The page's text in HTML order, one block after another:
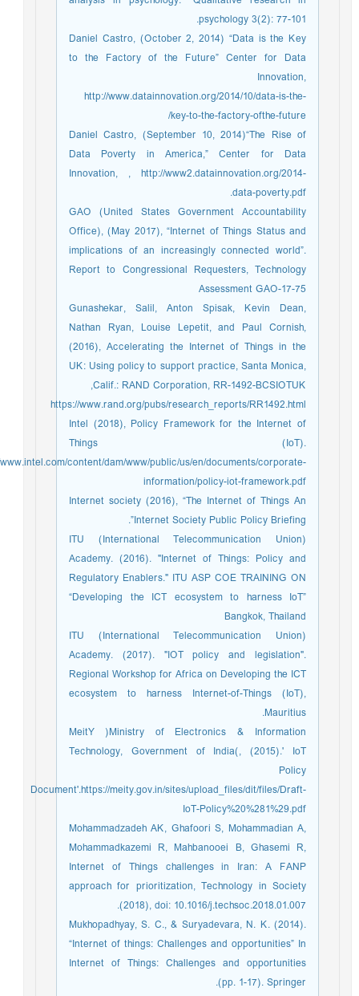
psychology 3(2): 77-101.
Daniel Castro, (October 2, 2014) “Data is the Key
to the Factory of the Future” Center for Data
Innovation,
http://www.datainnovation.org/2014/10/data-is-the-
key-to-the-factory-ofthe-future/
Daniel Castro, (September 10, 2014)“The Rise of
Data Poverty in America,” Center for Data
Innovation, , http://www2.datainnovation.org/2014-
data-poverty.pdf.
GAO (United States Government Accountability
Office), (May 2017), “Internet of Things Status and
implications of an increasingly connected world”.
Report to Congressional Requesters, Technology
Assessment GAO-17-75
Gunashekar, Salil, Anton Spisak, Kevin Dean,
Nathan Ryan, Louise Lepetit, and Paul Cornish,
(2016), Accelerating the Internet of Things in the
UK: Using policy to support practice, Santa Monica,
Calif.: RAND Corporation, RR-1492-BCSIOTUK,
https://www.rand.org/pubs/research_reports/RR1492.html
Intel (2018), Policy Framework for the Internet of
Things (IoT).
www.intel.com/content/dam/www/public/us/en/documents/corporate-
information/policy-iot-framework.pdf
Internet society (2016), “The Internet of Things An
Internet Society Public Policy Briefing”.
ITU (International Telecommunication Union)
Academy. (2016). "Internet of Things: Policy and
Regulatory Enablers." ITU ASP COE TRAINING ON
“Developing the ICT ecosystem to harness IoT”
Bangkok, Thailand
ITU (International Telecommunication Union)
Academy. (2017). "IOT policy and legislation".
Regional Workshop for Africa on Developing the ICT
ecosystem to harness Internet-of-Things (IoT),
Mauritius.
MeitY )Ministry of Electronics & Information
Technology, Government of India(, (2015).' IoT
Policy
Document'.https://meity.gov.in/sites/upload_files/dit/files/Draft-
IoT-Policy%20%281%29.pdf
Mohammadzadeh AK, Ghafoori S, Mohammadian A,
Mohammadkazemi R, Mahbanooei B, Ghasemi R,
Internet of Things challenges in Iran: A FANP
approach for prioritization, Technology in Society
(2018), doi: 10.1016/j.techsoc.2018.01.007.
Mukhopadhyay, S. C., & Suryadevara, N. K. (2014).
“Internet of things: Challenges and opportunities” In
Internet of Things: Challenges and opportunities
(pp. 1-17). Springer.